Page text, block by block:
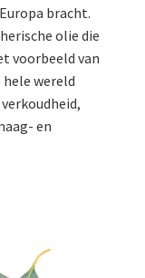
bracht.
olie die
voorbeeld van
wereld
en